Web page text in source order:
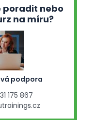
poradit nebo
na míru?
podpora
175 867